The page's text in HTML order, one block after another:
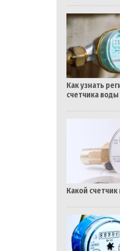
Как узнать
счетчика воды
Какой